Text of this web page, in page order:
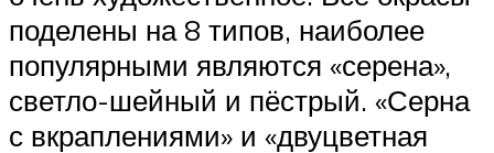
поделены на 8 типов, наиболее
популярными являются «серена»,
светло-шейный и пёстрый. «Серна
с вкраплениями» и «двуцветная